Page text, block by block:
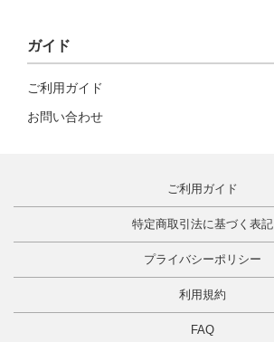
ガイド
ご利用ガイド
お問い合わせ
ご利用ガイド
特定商取引法に基づく表記
プライバシーポリシー
利用規約
FAQ